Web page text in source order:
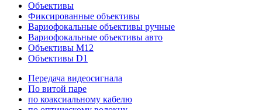
Объективы
Фиксированные объективы
Вариофокальные объективы ручные
Вариофокальные объективы авто
Объективы M12
Объективы D1
Передача видеосигнала
По витой паре
по коаксиальному кабелю